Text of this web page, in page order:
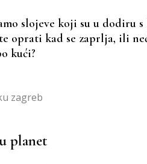
slojeve koji su u dodiru
oprati kad se zaprlja, ili
kući?
planet